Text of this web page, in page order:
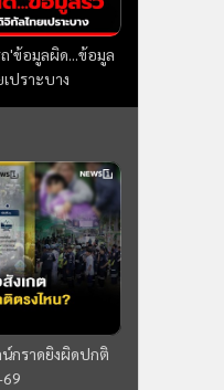
'ข้อมูลผิด...ข้อมูล
ปราะบาง
กราดยิงผิดปกติ